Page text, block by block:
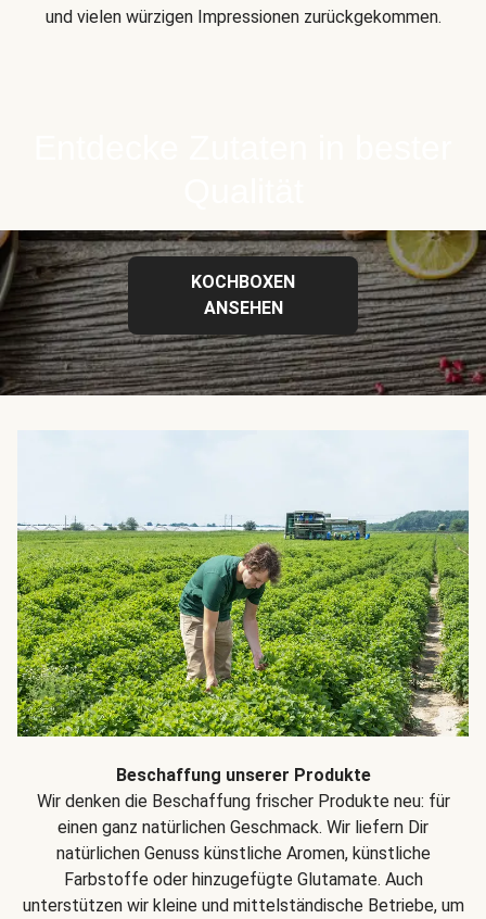
und vielen würzigen Impressionen zurückgekommen.
KOCHBOXEN
ANSEHEN
Beschaffung unserer Produkte
Wir denken die Beschaffung frischer Produkte neu: für
einen ganz natürlichen Geschmack. Wir liefern Dir
natürlichen Genuss künstliche Aromen, künstliche
Farbstoffe oder hinzugefügte Glutamate. Auch
unterstützen wir kleine und mittelständische Betriebe, um